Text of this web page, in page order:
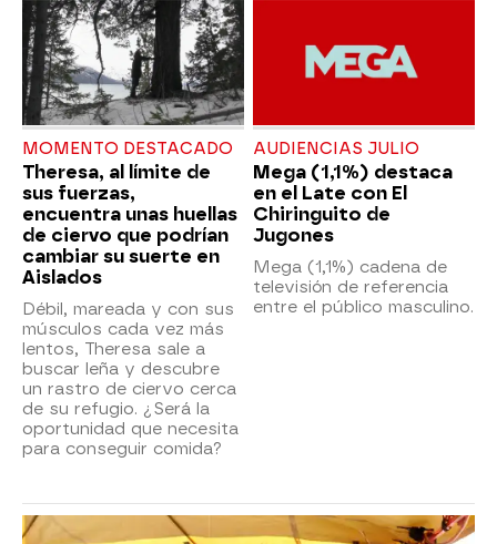
MOMENTO DESTACADO
Theresa, al límite de
sus fuerzas,
encuentra unas huellas
de ciervo que podrían
cambiar su suerte en
Aislados
Débil, mareada y con sus
músculos cada vez más
lentos, Theresa sale a
buscar leña y descubre
un rastro de ciervo cerca
de su refugio. ¿Será la
oportunidad que necesita
para conseguir comida?
AUDIENCIAS JULIO
Mega (1,1%) destaca
en el Late con El
Chiringuito de
Jugones
Mega (1,1%) cadena de
televisión de referencia
entre el público masculino.